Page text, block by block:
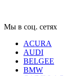
Мы в соц. сетях
ACURA
AUDI
BELGEE
BMW